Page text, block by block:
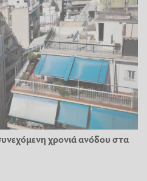
χρονιά ανόδου στα